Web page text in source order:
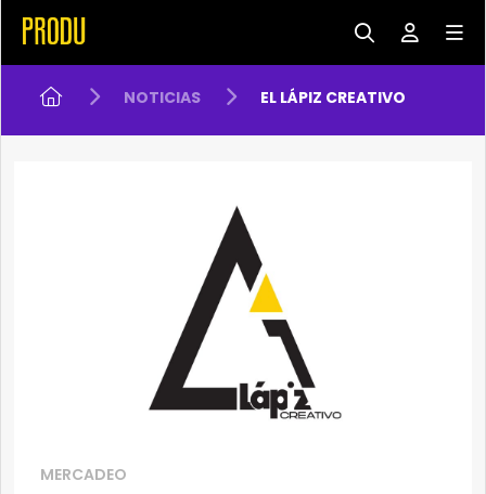
NOTICIAS EL LÁPIZ CREATIVO
MERCADEO